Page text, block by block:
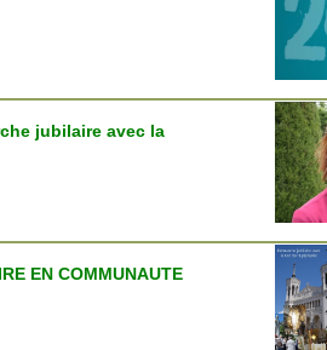
jubilaire avec la
EN COMMUNAUTE